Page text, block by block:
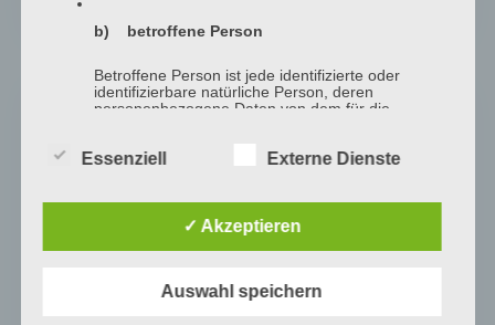
Seminarangebote:
Umgang mit isolierten Patienten
Nosokomiale Infektionen
Persönliche Hygiene im Berufsalltag sicher
MRSA | ORSA | ESBL | VRGN etc.
b) betroffene Person
Betroffene Person ist jede identifizierte oder
identifizierbare natürliche Person, deren
personenbezogene Daten von dem für die
Verarbeitung ist jeder mit oder ohne Hilfe
wie das Erheben, das Erfassen, die Organisation,
Essenziell Externe Dienste
✓ Akzeptieren
Auswahl speichern